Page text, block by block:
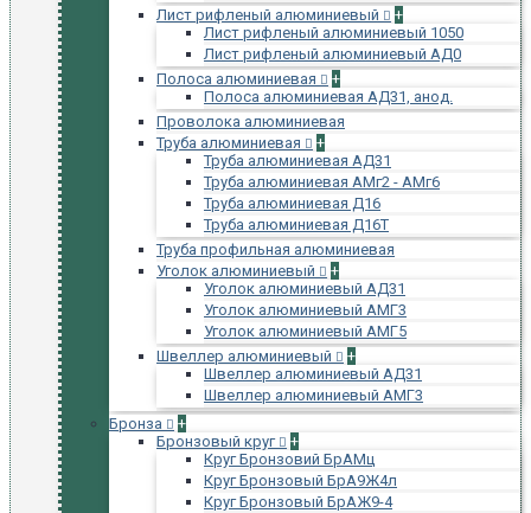
Лист рифленый алюминиевый
+
Лист рифленый алюминиевый 1050
Лист рифленый алюминиевый АД0
Полоса алюминиевая
+
Полоса алюминиевая АД31, анод.
Проволока алюминиевая
Труба алюминиевая
+
Труба алюминиевая АД31
Труба алюминиевая АМг2 - АМг6
Труба алюминиевая Д16
Труба алюминиевая Д16Т
Труба профильная алюминиевая
Уголок алюминиевый
+
Уголок алюминиевый АД31
Уголок алюминиевый АМГ3
Уголок алюминиевый АМГ5
Швеллер алюминиевый
+
Швеллер алюминиевый АД31
Швеллер алюминиевый АМГ3
Бронза
+
Бронзовый круг
+
Круг Бронзовий БрАМц
Круг Бронзовый БрА9Ж4л
Круг Бронзовый БрАЖ9-4